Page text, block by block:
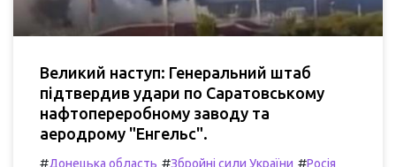
Великий наступ: Генеральний штаб
підтвердив удари по Саратовському
нафтопереробному заводу та
аеродрому "Енгельс".
#Донецька область #Збройні сили України #Росія